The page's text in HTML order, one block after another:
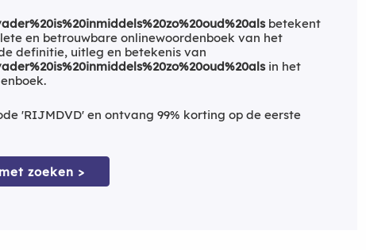
betekent
en betrouwbare onlinewoordenboek van het
definitie, uitleg en betekenis van
in het
'RIJMDVD' en ontvang 99% korting op de eerste
zoeken >